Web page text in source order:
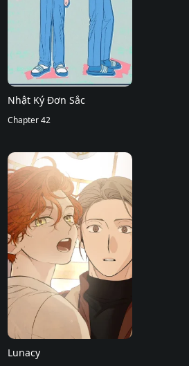
Nhật Ký Đơn Sắc
Chapter 42
Lunacy